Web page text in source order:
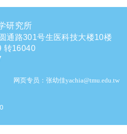
研究所
通路301号生医科技大楼10楼
转16040
网页专员：张幼佳yachia@tmu.edu.tw